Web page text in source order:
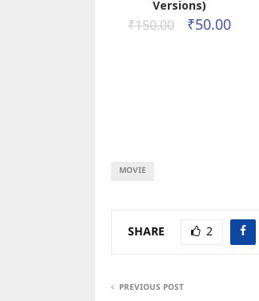
Versions)
₹150.00 ₹50.00
MOVIE
SHARE 2
PREVIOUS POST